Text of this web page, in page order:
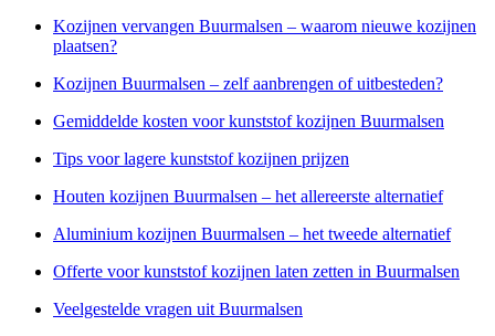
Kozijnen vervangen Buurmalsen – waarom nieuwe kozijnen
plaatsen?
Kozijnen Buurmalsen – zelf aanbrengen of uitbesteden?
Gemiddelde kosten voor kunststof kozijnen Buurmalsen
Tips voor lagere kunststof kozijnen prijzen
Houten kozijnen Buurmalsen – het allereerste alternatief
Aluminium kozijnen Buurmalsen – het tweede alternatief
Offerte voor kunststof kozijnen laten zetten in Buurmalsen
Veelgestelde vragen uit Buurmalsen